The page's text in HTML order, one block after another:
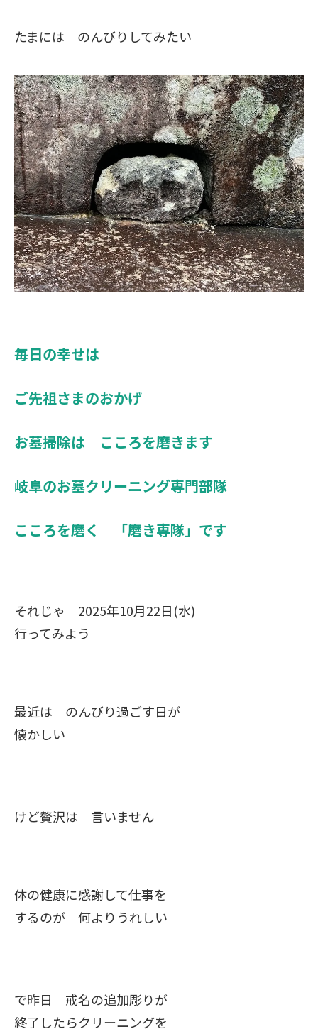
たまには のんびりしてみたい
毎日の幸せは
ご先祖さまのおかげ
お墓掃除は こころを磨きます
岐阜のお墓クリーニング専門部隊
こころを磨く 「磨き専隊」です
それじゃ 2025年10月22日(水)
行ってみよう
最近は のんびり過ごす日が
懐かしい
けど贅沢は 言いません
体の健康に感謝して仕事を
するのが 何よりうれしい
で昨日 戒名の追加彫りが
終了したらクリーニングを